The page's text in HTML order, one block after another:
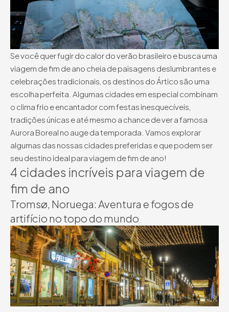
Se você quer fugir do calor do verão brasileiro e busca uma
viagem de fim de ano cheia de paisagens deslumbrantes e
celebrações tradicionais, os destinos do Ártico são uma
escolha perfeita. Algumas cidades em especial combinam
o clima frio e encantador com festas inesquecíveis,
tradições únicas e até mesmo a chance de ver a famosa
Aurora Boreal no auge da temporada. Vamos explorar
algumas das nossas cidades preferidas e que podem ser
seu destino ideal para viagem de fim de ano!
4 cidades incríveis para viagem de
fim de ano
Tromsø, Noruega: Aventura e fogos de
artifício no topo do mundo